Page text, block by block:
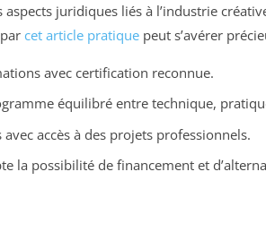
juridiques liés à l’industrie
cet article pratique peut s’avérer
avec certification reconnue.
équilibré entre technique,
accès à des projets professionnels.
la possibilité de financement et